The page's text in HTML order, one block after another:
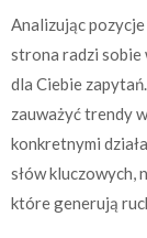
Analizując
strona radzi sobie
dla Ciebie
zauważyć trendy
konkretnymi
słów kluczowych,
które generują